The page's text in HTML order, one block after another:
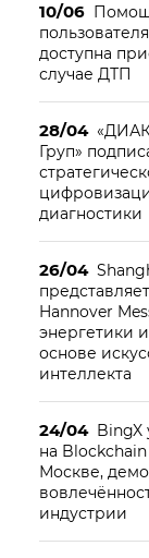
10/06
доступна
случае ДТП
28/04
Груп»
диагностики
26/04
Hannover
энергетики
основе
интеллекта
24/04 BingX
на
Москве,
индустрии